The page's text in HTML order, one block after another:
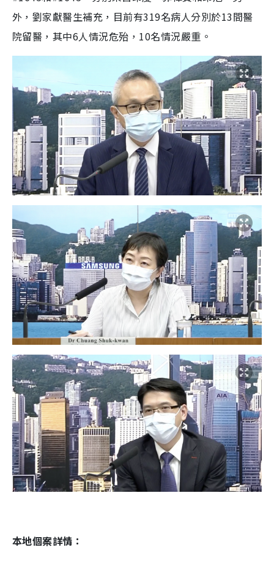
外，劉家獻醫生補充，目前有319名病人分別於13間醫
院留醫，其中6人情況危殆，10名情況嚴重。
本地個案詳情：